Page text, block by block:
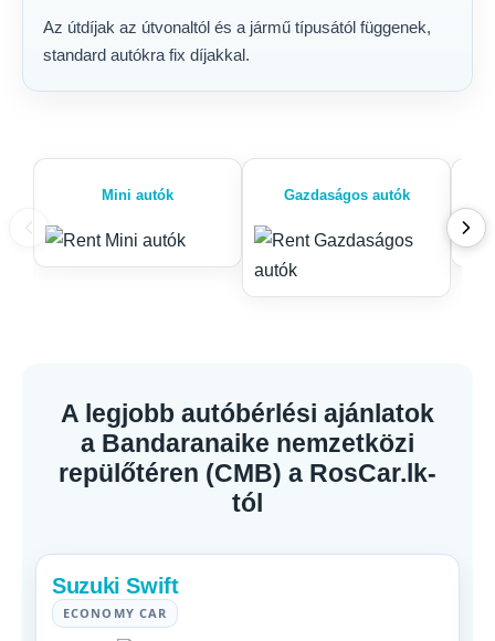
Az útdíjak az útvonaltól és a jármű típusától függenek,
standard autókra fix díjakkal.
Mini autók Gazdaságos autók
A legjobb autóbérlési ajánlatok
a Bandaranaike nemzetközi
repülőtéren (CMB) a RosCar.lk-
tól
Suzuki Swift
ECONOMY CAR